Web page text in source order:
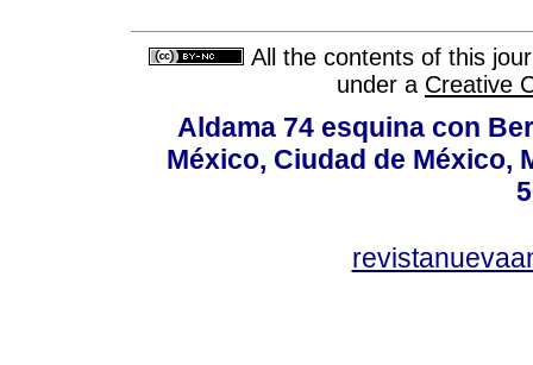
All the contents of this
under a Creative
Aldama 74 esquina con
México, Ciudad de México,